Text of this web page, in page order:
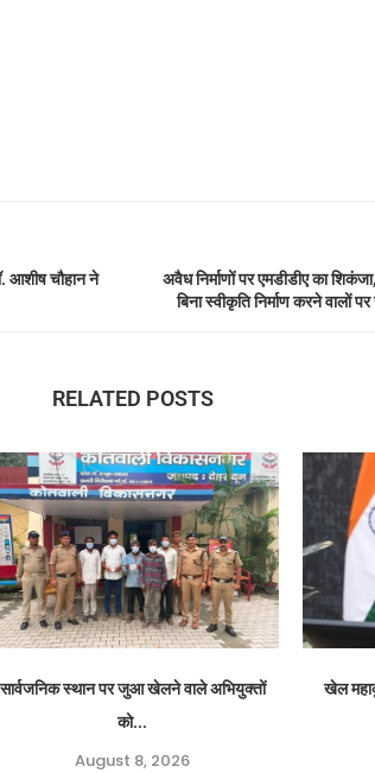
आशीष चौहान ने
अवैध निर्माणों पर एमडीडीए का
बिना स्वीकृति निर्माण करने वालों
RELATED POSTS
सार्वजनिक स्थान पर जुआ खेलने वाले अभियुक्तों
को...
August 8, 2026
खेल